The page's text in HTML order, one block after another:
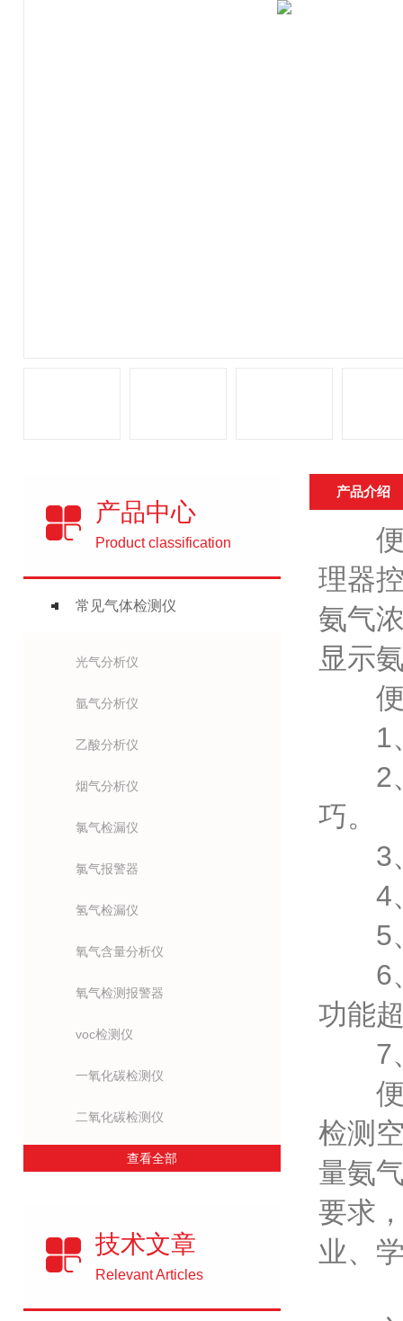
产品中心
Product classification
常见气体检测仪
光气分析仪
氩气分析仪
乙酸分析仪
烟气分析仪
氯气检漏仪
氯气报警器
氢气检漏仪
氧气含量分析仪
氧气检测报警器
voc检测仪
一氧化碳检测仪
二氧化碳检测仪
查看全部
技术文章
Relevant Articles
产品介绍
便携
理器
氨气
显示
便
1、
2、
巧。
3、
4、
5、
6、
功能
7、
便携
检测
量氨
要求
业、